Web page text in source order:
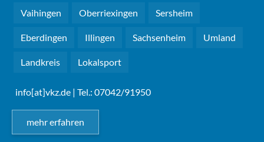
Vaihingen Oberriexingen Sersheim
Eberdingen Illingen Sachsenheim Umland
Landkreis Lokalsport
info[at]vkz.de | Tel.: 07042/91950
mehr erfahren